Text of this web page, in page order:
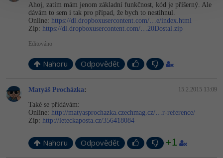
Ahoj, zatím mám jenom základní funkčnost, kód je příšerný. Ale
dávám to sem i tak pro případ, že bych to nestihnul.
Online: https://dl.dropboxusercontent.com/…e/index.html
Zip: https://dl.dropboxusercontent.com/…20Dostal.zip
Editováno
Nahoru Odpovědět
Matyáš Procházka: 15.2.2015 13:09
Také se přidávám:
Online: http://matyasprochazka.czechmag.cz/…r-reference/
Zip: http://leteckaposta.cz/356418084
Nahoru Odpovědět +1